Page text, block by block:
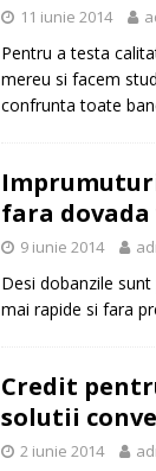
11 iunie 2014
Pentru a testa
mereu si facem
confrunta toate
fara
9 iunie 2014
Desi dobanzile
mai rapide si fara
Credit
solutii
2 iunie 2014